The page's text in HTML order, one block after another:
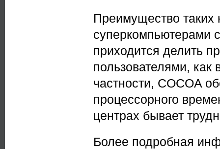
Преимущество таких
суперкомпьютерами
приходится делить
пользователями,
частности, COCOA
процессорного
центрах бывает
Более подробная